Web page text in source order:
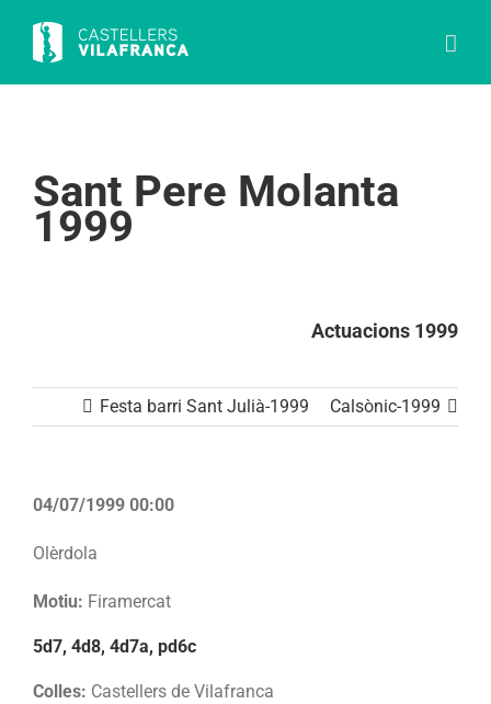
content
Sant Pere Molanta
1999
Actuacions 1999
Festa barri Sant Julià-1999 Calsònic-1999
04/07/1999 00:00
Olèrdola
Motiu: Firamercat
5d7, 4d8, 4d7a, pd6c
Colles: Castellers de Vilafranca